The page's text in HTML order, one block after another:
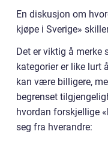
En diskusjon om
kjøpe i Sverige»
Det er viktig å merke
kategorier er like lurt
kan være billigere,
begrenset
hvordan forskjellige
seg fra hverandre: